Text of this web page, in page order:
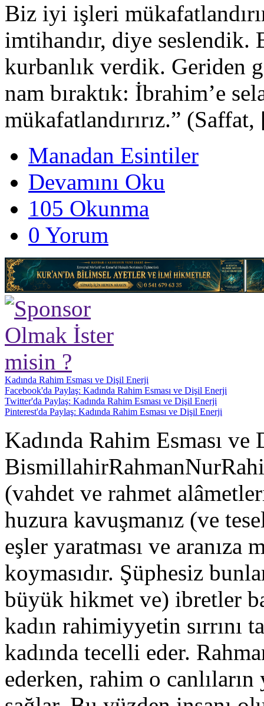
Biz iyi işleri
imtihandır, diye
kurbanlık verdik. Geriden
nam bıraktık: İbrahim’e
mükafatlandırırız.”
Manadan Esintiler
Devamını Oku
105 Okunma
0 Yorum
Kadında Rahim Esması ve Dişil Enerji
Facebook'da Paylaş: Kadında Rahim Esması ve Dişil Enerji
Twitter'da Paylaş: Kadında Rahim Esması ve Dişil Enerji
Pinterest'da Paylaş: Kadında Rahim Esması ve Dişil Enerji
Kadında Rahim Esması
(vahdet ve rahmet
huzura kavuşmanız (ve
eşler yaratması ve aranıza
koymasıdır. Şüphesiz
büyük hikmet ve) ibretler
kadın rahimiyyetin sırrını
kadında tecelli eder.
ederken, rahim o